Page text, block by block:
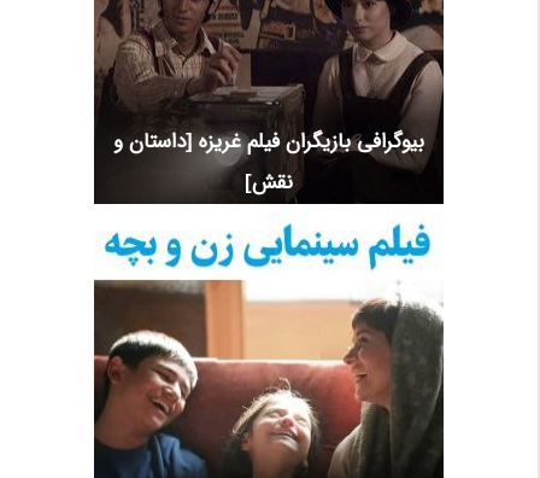
بیوگرافی بازیگران فیلم غریزه [داستان و
نقش]